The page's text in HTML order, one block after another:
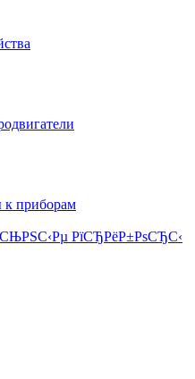
к приборам
РїСЂРёР±РѕСЂС‹